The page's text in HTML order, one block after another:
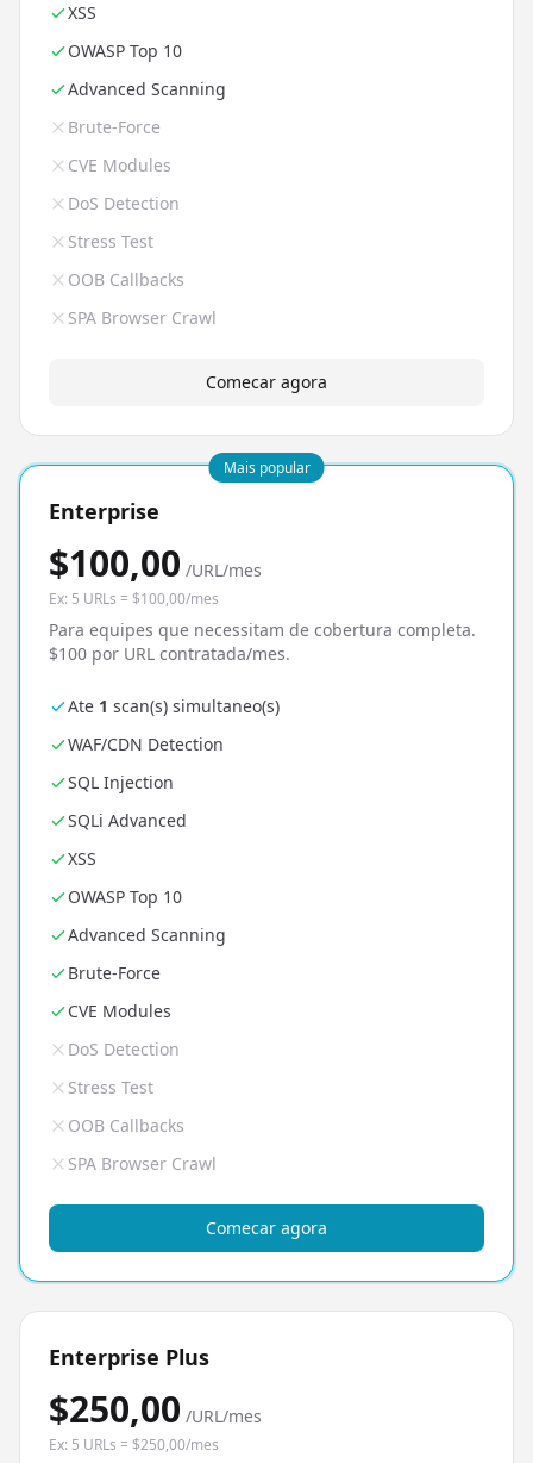
XSS
OWASP Top 10
Advanced Scanning
Brute-Force
CVE Modules
DoS Detection
Stress Test
OOB Callbacks
SPA Browser Crawl
Comecar agora
Mais popular
Enterprise
$100,00 /URL/mes
Ex: 5 URLs = $100,00/mes
Para equipes que necessitam de cobertura completa.
$100 por URL contratada/mes.
Ate 1 scan(s) simultaneo(s)
WAF/CDN Detection
SQL Injection
SQLi Advanced
XSS
OWASP Top 10
Advanced Scanning
Brute-Force
CVE Modules
DoS Detection
Stress Test
OOB Callbacks
SPA Browser Crawl
Comecar agora
Enterprise Plus
$250,00 /URL/mes
Ex: 5 URLs = $250,00/mes